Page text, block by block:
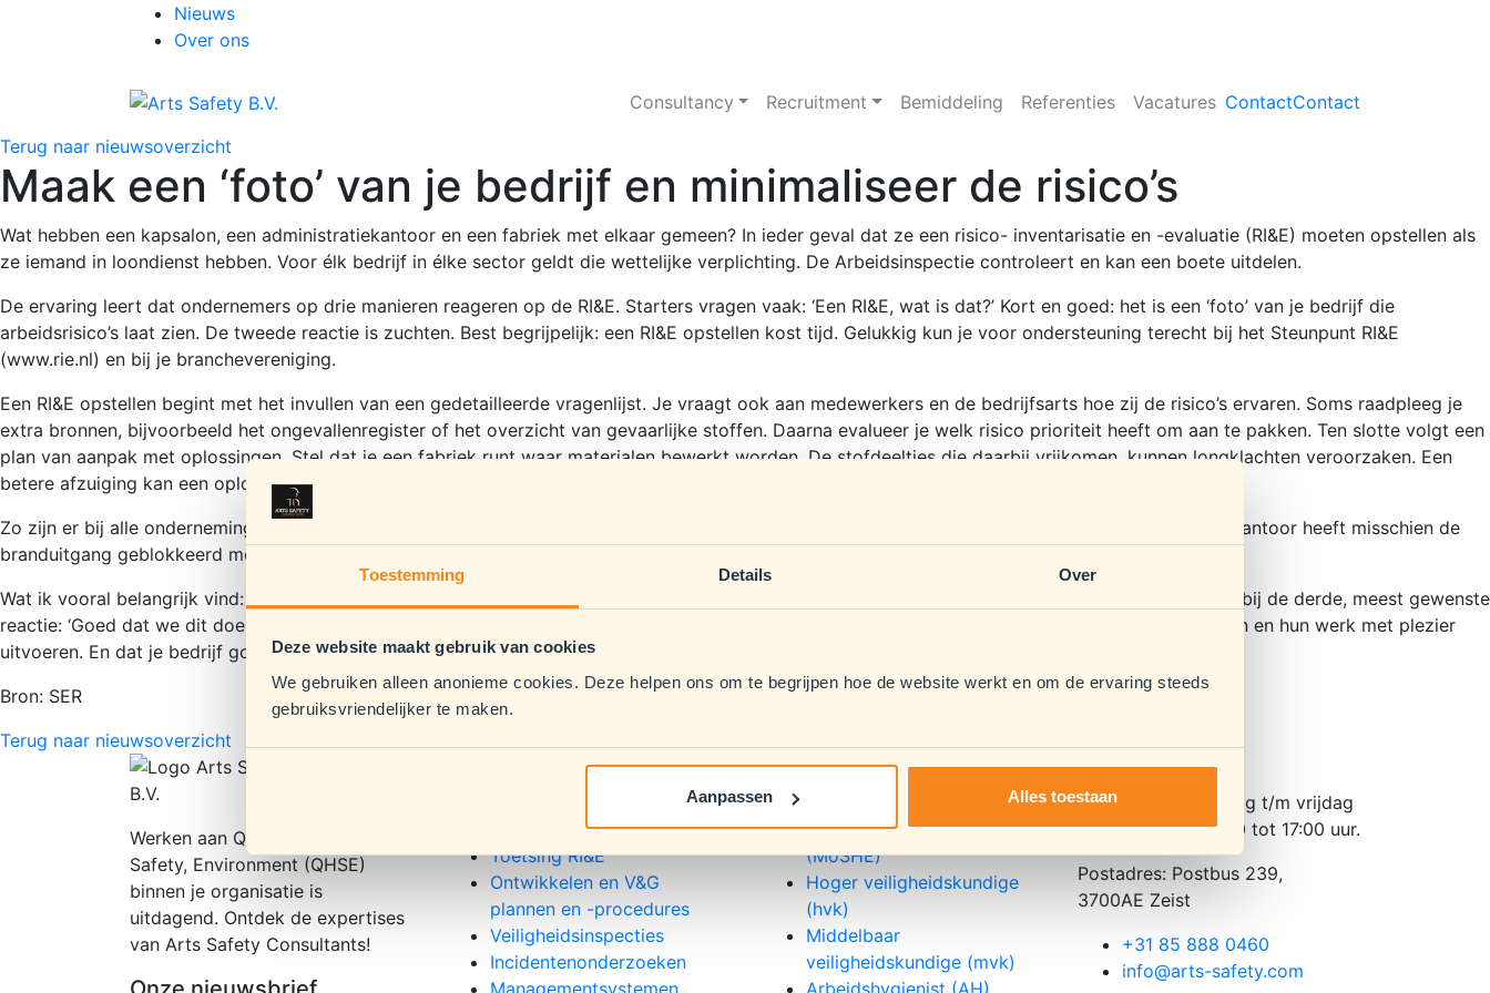
Toestemming Details Over
Deze website maakt gebruik van cookies
We gebruiken alleen anonieme cookies. Deze helpen ons om te begrijpen hoe de website werkt en om de ervaring steeds
gebruiksvriendelijker te maken.
Aanpassen Alles toestaan
Nieuws
Over ons
Consultancy Recruitment Bemiddeling Referenties Vacatures ContactContact
Terug naar nieuwsoverzicht
Maak een ‘foto’ van je bedrijf en minimaliseer de risico’s
Wat hebben een kapsalon, een administratiekantoor en een fabriek met elkaar gemeen? In ieder geval dat ze een risico- inventarisatie en -evaluatie (RI&E) moeten opstellen als
ze iemand in loondienst hebben. Voor élk bedrijf in élke sector geldt die wettelijke verplichting. De Arbeidsinspectie controleert en kan een boete uitdelen.
De ervaring leert dat ondernemers op drie manieren reageren op de RI&E. Starters vragen vaak: ‘Een RI&E, wat is dat?’ Kort en goed: het is een ‘foto’ van je bedrijf die
arbeidsrisico’s laat zien. De tweede reactie is zuchten. Best begrijpelijk: een RI&E opstellen kost tijd. Gelukkig kun je voor ondersteuning terecht bij het Steunpunt RI&E
(www.rie.nl) en bij je branchevereniging.
Een RI&E opstellen begint met het invullen van een gedetailleerde vragenlijst. Je vraagt ook aan medewerkers en de bedrijfsarts hoe zij de risico’s ervaren. Soms raadpleeg je
extra bronnen, bijvoorbeeld het ongevallenregister of het overzicht van gevaarlijke stoffen. Daarna evalueer je welk risico prioriteit heeft om aan te pakken. Ten slotte volgt een
plan van aanpak met oplossingen. Stel dat je een fabriek runt waar materialen bewerkt worden. De stofdeeltjes die daarbij vrijkomen, kunnen longklachten veroorzaken. Een
betere afzuiging kan een oplossing zijn. Nog beter is werkprocessen zó in te richten dat er geen of minder deeltjes vrijkomen.
Zo zijn er bij alle ondernemingen risico’s die je in kaart moet brengen. Bij de kapper kan lang staan fysieke problemen opleveren. Het administratiekantoor heeft misschien de
branduitgang geblokkeerd met dozen kopieerpapier. En elk bedrijf heeft wel te maken met werkdruk.
Wat ik vooral belangrijk vind: betrek je werknemers bij de RI&E, zodat de uiteindelijke maatregelen gedragen worden door iedereen. Dat brengt me bij de derde, meest gewenste
reactie: ‘Goed dat we dit doen!’ De RI&E is namelijk geen doel, maar een middel om risico’s te minimaliseren. Zodat werknemers gezond en veilig zijn en hun werk met plezier
uitvoeren. En dat je bedrijf goed draait met minimale uitval. Dat is in het belang van ondernemers én werknemers.
Bron: SER
Terug naar nieuwsoverzicht
Werken aan Quality, Health,
Safety, Environment (QHSE)
binnen je organisatie is
uitdagend. Ontdek de expertises
van Arts Safety Consultants!
Toetsing RI&E
Ontwikkelen en V&G
plannen en -procedures
Veiligheidsinspecties
Incidentenonderzoeken
Managementsystemen
Recruitment
Health & Environment
(MoSHE)
Hoger veiligheidskundige
(hvk)
Middelbaar
veiligheidskundige (mvk)
Arbeidshygienist (AH)
Contact
We zijn van maandag t/m vrijdag
bereikbaar van 8:30 tot 17:00 uur.
Postadres: Postbus 239,
3700AE Zeist
+31 85 888 0460
info@arts-safety.com